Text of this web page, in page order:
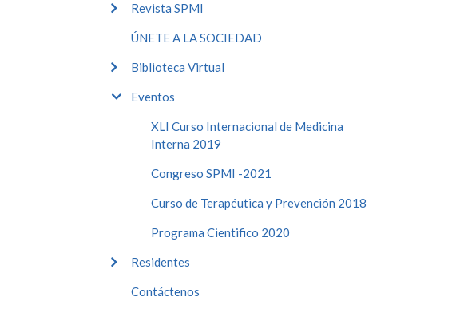
Revista SPMI
ÚNETE A LA SOCIEDAD
Biblioteca Virtual
Eventos
XLI Curso Internacional de Medicina
Interna 2019
Congreso SPMI -2021
Curso de Terapéutica y Prevención 2018
Programa Cientifico 2020
Residentes
Contáctenos